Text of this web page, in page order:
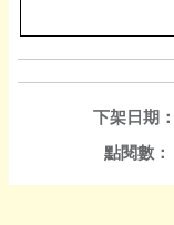
下架日期：
點閱數：